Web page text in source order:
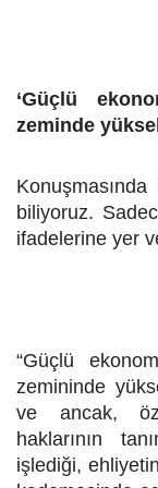
‘Güçlü
zeminde
biliyoruz.
ifadelerine yer
“Güçlü
zemininde
ve ancak,
haklarının
işlediği,